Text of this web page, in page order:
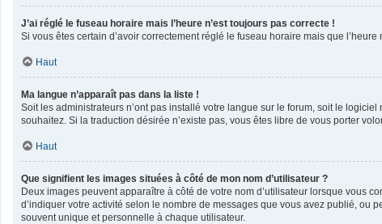
J’ai réglé le fuseau horaire mais l’heure n’est toujours pas correcte !
Si vous êtes certain d’avoir correctement réglé le fuseau horaire mais que
Haut
Ma langue n’apparaît pas dans la liste !
Soit les administrateurs n’ont pas installé votre langue sur le forum, soit le
souhaitez. Si la traduction désirée n’existe pas, vous êtes libre de vous porter
Haut
Que signifient les images situées à côté de mon nom d’utilisateur ?
Deux images peuvent apparaître à côté de votre nom d’utilisateur lorsque vous
d’indiquer votre activité selon le nombre de messages que vous avez publié, ou
souvent unique et personnelle à chaque utilisateur.